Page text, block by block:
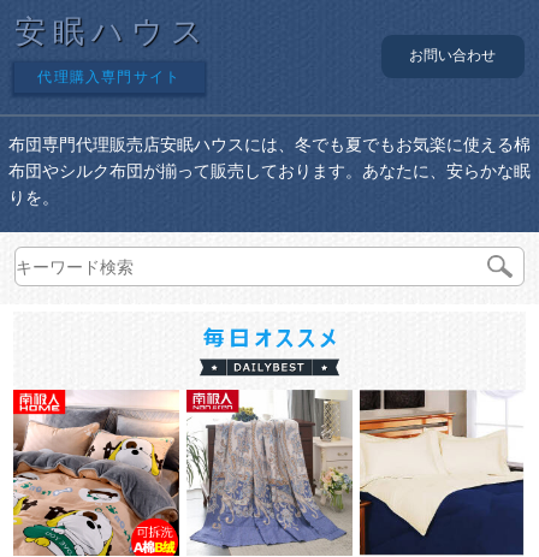
安眠ハウス
代理購入専門サイト
お問い合わせ
布団専門代理販売店安眠ハウスには、冬でも夏でもお気楽に使える棉
布団やシルク布団が揃って販売しております。あなたに、安らかな眠
りを。